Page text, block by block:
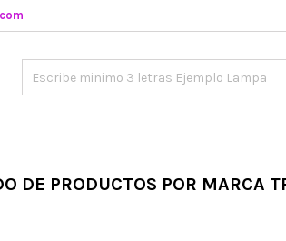
DE PRODUCTOS POR MARCA